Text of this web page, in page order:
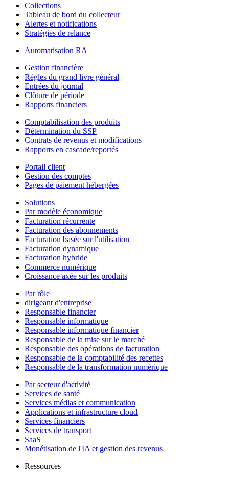
Collections
Tableau de bord du collecteur
Alertes et notifications
Stratégies de relance
Automatisation RA
Gestion financière
Règles du grand livre général
Entrées du journal
Clôture de période
Rapports financiers
Comptabilisation des produits
Détermination du SSP
Contrats de revenus et modifications
Rapports en cascade/reportés
Portail client
Gestion des comptes
Pages de paiement hébergées
Solutions
Par modèle économique
Facturation récurrente
Facturation des abonnements
Facturation basée sur l'utilisation
Facturation dynamique
Facturation hybride
Commerce numérique
Croissance axée sur les produits
Par rôle
dirigeant d'entreprise
Responsable financier
Responsable informatique
Responsable informatique financier
Responsable de la mise sur le marché
Responsable des opérations de facturation
Responsable de la comptabilité des recettes
Responsable de la transformation numérique
Par secteur d'activité
Services de santé
Services médias et communication
Applications et infrastructure cloud
Services financiers
Services de transport
SaaS
Monétisation de l'IA et gestion des revenus
Ressources